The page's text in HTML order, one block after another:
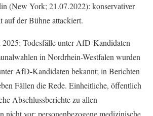
(New York; 21.07.2022): konservativer
auf der Bühne attackiert.
2025: Todesfälle unter AfD-Kandidaten
in Nordrhein-Westfalen wurden
AfD-Kandidaten bekannt; in Berichten
Fällen die Rede. Einheitliche, öffentlich
Abschlussberichte zu allen